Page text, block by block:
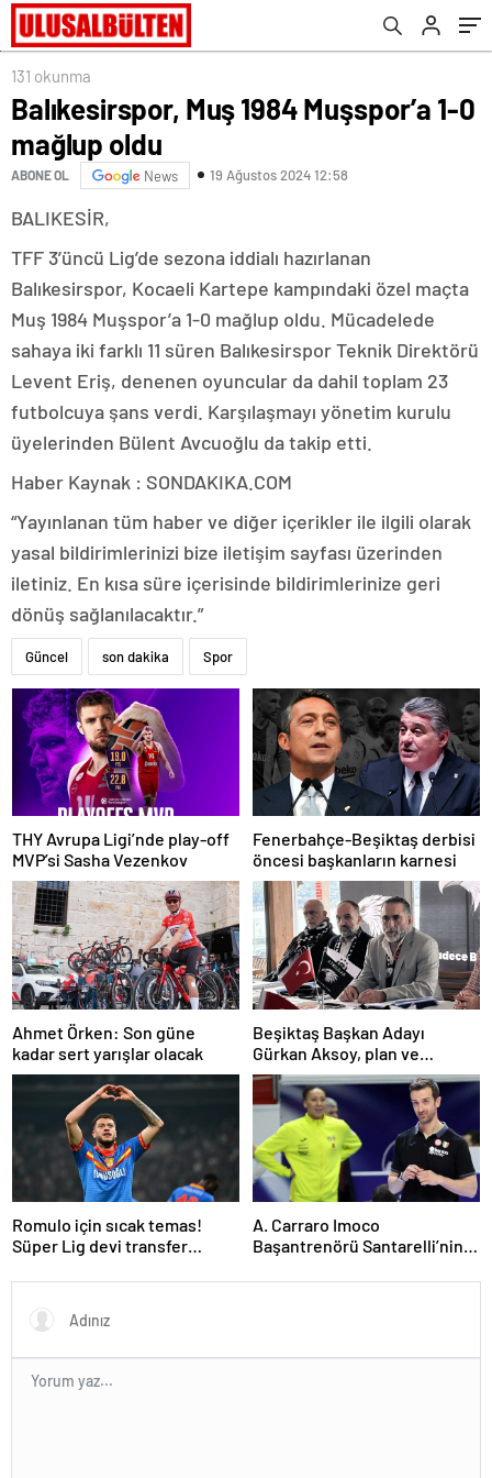
131 okunma
Balıkesirspor, Muş 1984 Muşspor’a 1-0
mağlup oldu
ABONE OL News 19 Ağustos 2024 12:58
BALIKESİR,
TFF 3’üncü Lig’de sezona iddialı hazırlanan
Balıkesirspor, Kocaeli Kartepe kampındaki özel maçta
Muş 1984 Muşspor’a 1-0 mağlup oldu. Mücadelede
sahaya iki farklı 11 süren Balıkesirspor Teknik Direktörü
Levent Eriş, denenen oyuncular da dahil toplam 23
futbolcuya şans verdi. Karşılaşmayı yönetim kurulu
üyelerinden Bülent Avcuoğlu da takip etti.
Haber Kaynak : SONDAKIKA.COM
“Yayınlanan tüm haber ve diğer içerikler ile ilgili olarak
yasal bildirimlerinizi bize iletişim sayfası üzerinden
iletiniz. En kısa süre içerisinde bildirimlerinize geri
dönüş sağlanılacaktır.”
Güncel son dakika Spor
THY Avrupa Ligi’nde play-off
MVP’si Sasha Vezenkov
Fenerbahçe-Beşiktaş derbisi
öncesi başkanların karnesi
Ahmet Örken: Son güne
kadar sert yarışlar olacak
Beşiktaş Başkan Adayı
Gürkan Aksoy, plan ve
projelerini anlattı
Romulo için sıcak temas!
Süper Lig devi transfer
A. Carraro Imoco
Başantrenörü Santarelli’nin
VakıfBank